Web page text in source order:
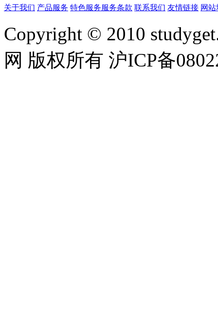
关于我们 产品服务 特色服务服务条款 联系我们 友情链接 网
Copyright © 2010
网 版权所有 沪ICP备